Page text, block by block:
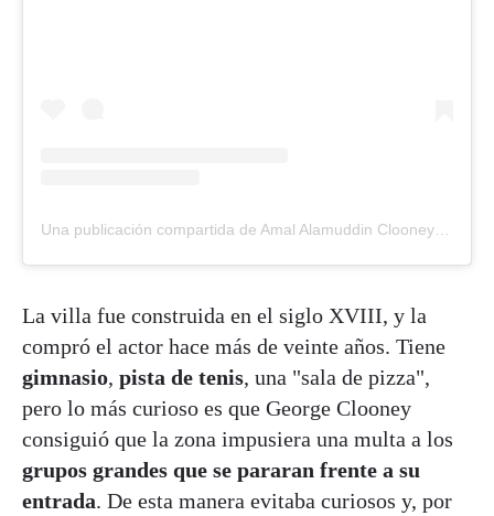
La villa fue construida en el siglo XVIII, y la
compró el actor hace más de veinte años. Tiene
gimnasio, pista de tenis, una "sala de pizza",
pero lo más curioso es que George Clooney
consiguió que la zona impusiera una multa a los
grupos grandes que se pararan frente a su
entrada. De esta manera evitaba curiosos y, por